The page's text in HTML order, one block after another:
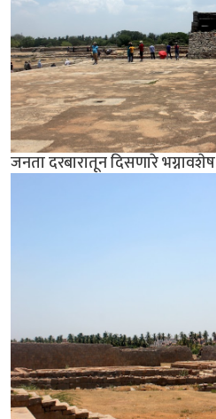
जनता दरबारातून दिसणारे भग्नावशेष